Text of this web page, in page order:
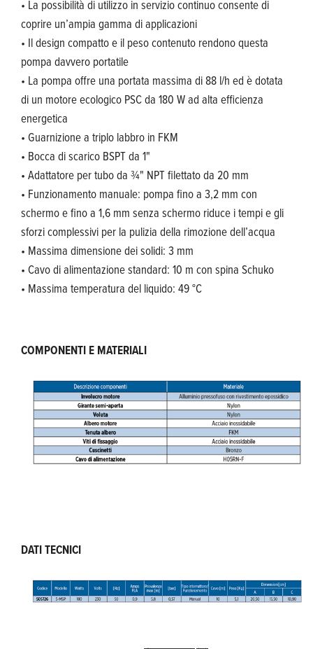
• La possibilità di utilizzo in servizio continuo consente di
coprire un’ampia gamma di applicazioni
• Il design compatto e il peso contenuto rendono questa
pompa davvero portatile
• La pompa offre una portata massima di 88 l/h ed è dotata
di un motore ecologico PSC da 180 W ad alta efficienza
energetica
• Guarnizione a triplo labbro in FKM
• Bocca di scarico BSPT da 1"
• Adattatore per tubo da ¾" NPT filettato da 20 mm
• Funzionamento manuale: pompa fino a 3,2 mm con
schermo e fino a 1,6 mm senza schermo riduce i tempi e gli
sforzi complessivi per la pulizia della rimozione dell’acqua
• Massima dimensione dei solidi: 3 mm
• Cavo di alimentazione standard: 10 m con spina Schuko
• Massima temperatura del liquido: 49 °C
COMPONENTI E MATERIALI
DATI TECNICI